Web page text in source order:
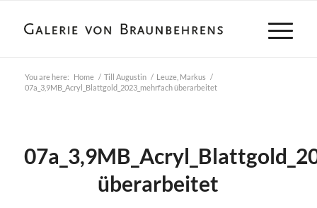
You are here: Home / Till Augustin / Leuze, Markus /
07a_3,9MB_Acryl_Blattgold_2023_mehrfach überarbeitet
überarbeitet